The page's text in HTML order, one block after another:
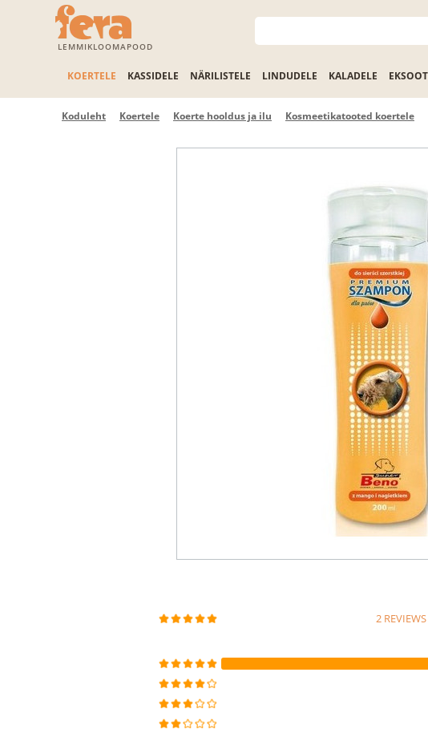
LEMMIKLOOMAPOOD
KOERTELE KASSIDELE NÄRILISTELE LINDUDELE KALADELE
Koduleht Koertele Koerte hooldus ja ilu Kosmeetikatooted koertele
2 REVIEWS